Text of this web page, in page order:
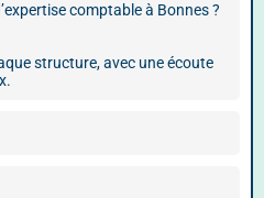
comptable à Bonnes ?
structure, avec une écoute